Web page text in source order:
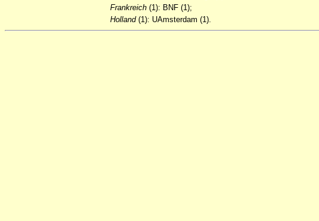
Frankreich (1): BNF (1);
Holland(1): UAmsterdam (1).